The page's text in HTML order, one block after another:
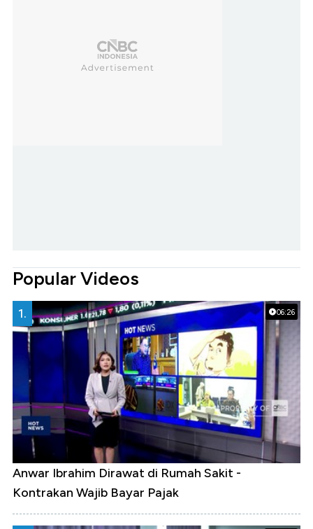
Popular Videos
06:26
1.
Anwar Ibrahim Dirawat di Rumah Sakit -
Kontrakan Wajib Bayar Pajak